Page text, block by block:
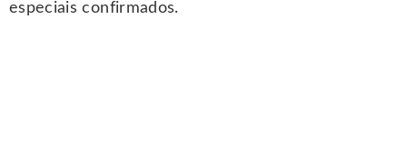
especiais confirmados.